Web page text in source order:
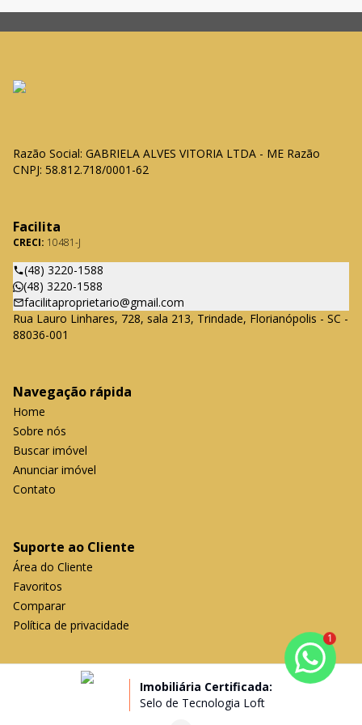
Razão Social: GABRIELA ALVES VITORIA LTDA - ME Razão
CNPJ: 58.812.718/0001-62
Facilita
CRECI: 10481-J
(48) 3220-1588
(48) 3220-1588
facilitaproprietario@gmail.com
Rua Lauro Linhares, 728, sala 213, Trindade, Florianópolis - SC -
88036-001
Navegação rápida
Home
Sobre nós
Buscar imóvel
Anunciar imóvel
Contato
Suporte ao Cliente
Área do Cliente
Favoritos
Comparar
Política de privacidade
Imobiliária Certificada:
Selo de Tecnologia Loft
1